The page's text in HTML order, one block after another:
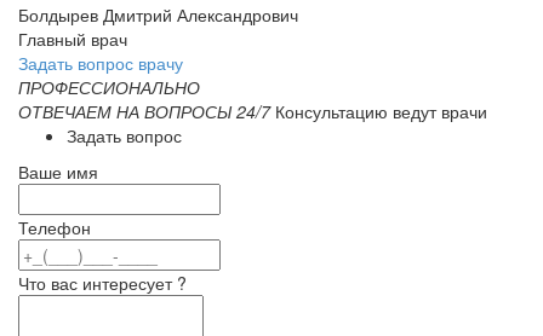
Болдырев Дмитрий Александрович
Главный врач
Задать вопрос врачу
ПРОФЕССИОНАЛЬНО
ОТВЕЧАЕМ НА ВОПРОСЫ 24/7Консультацию ведут врачи
Задать вопрос
Ваше имя
Телефон
Что вас интересует ?